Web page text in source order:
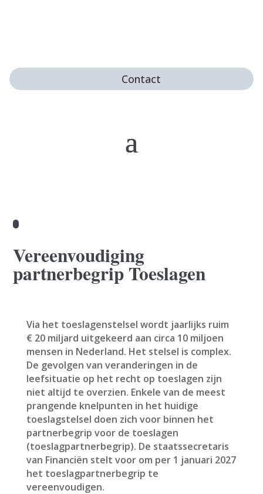
Contact
Vereenvoudiging
partnerbegrip Toeslagen
Via het toeslagenstelsel wordt jaarlijks ruim
€ 20 miljard uitgekeerd aan circa 10 miljoen
mensen in Nederland. Het stelsel is complex.
De gevolgen van veranderingen in de
leefsituatie op het recht op toeslagen zijn
niet altijd te overzien. Enkele van de meest
prangende knelpunten in het huidige
toeslagstelsel doen zich voor binnen het
partnerbegrip voor de toeslagen
(toeslagpartnerbegrip). De staatssecretaris
van Financiën stelt voor om per 1 januari 2027
het toeslagpartnerbegrip te
vereenvoudigen.